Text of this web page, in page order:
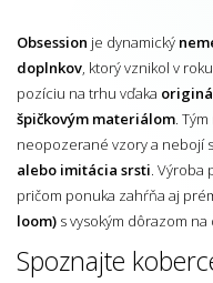
Obsession je dynamický
doplnkov , ktorý vznikol v
pozíciu na trhu vďaka
špičkovým materiálom .
neopozerané vzory a nebojí
alebo imitácia srsti .
pričom ponuka zahŕňa aj
loom) s vysokým dôrazom na
Spoznajte